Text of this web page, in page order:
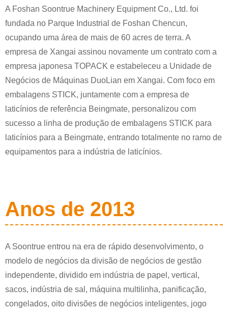
A Foshan Soontrue Machinery Equipment Co., Ltd. foi
fundada no Parque Industrial de Foshan Chencun,
ocupando uma área de mais de 60 acres de terra. A
empresa de Xangai assinou novamente um contrato com a
empresa japonesa TOPACK e estabeleceu a Unidade de
Negócios de Máquinas DuoLian em Xangai. Com foco em
embalagens STICK, juntamente com a empresa de
laticínios de referência Beingmate, personalizou com
sucesso a linha de produção de embalagens STICK para
laticínios para a Beingmate, entrando totalmente no ramo de
equipamentos para a indústria de laticínios.
Anos de 2013
A Soontrue entrou na era de rápido desenvolvimento, o
modelo de negócios da divisão de negócios de gestão
independente, dividido em indústria de papel, vertical,
sacos, indústria de sal, máquina multilinha, panificação,
congelados, oito divisões de negócios inteligentes, jogo